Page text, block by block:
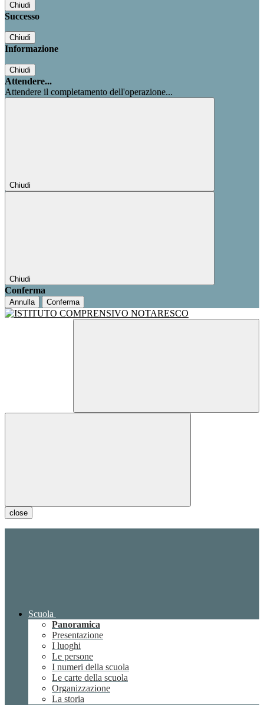
Chiudi
Successo
Chiudi
Informazione
Chiudi
Attendere...
Attendere il completamento dell'operazione...
Chiudi
Chiudi
Conferma
Annulla Conferma
close
Scuola
Panoramica
Presentazione
I luoghi
Le persone
I numeri della scuola
Le carte della scuola
Organizzazione
La storia